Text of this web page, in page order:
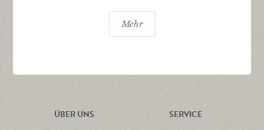
Mehr
ÜBER UNS SERVICE